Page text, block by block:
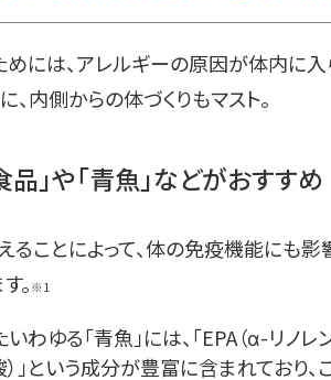
には、アレルギーの原因が体内に入
内側からの体づくりもマスト。
」や「青魚」などがおすすめ
ことによって、体の免疫機能にも
。 ※1
わゆる「青魚」には、「EPA（α-リノレ
」という成分が豊富に含まれており、